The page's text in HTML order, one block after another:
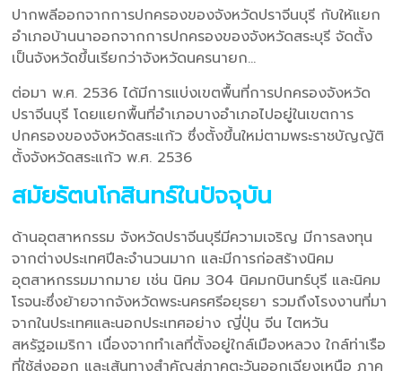
ปากพลีออกจากการปกครองของจังหวัดปราจีนบุรี กับให้แยก
อำเภอบ้านนาออกจากการปกครองของจังหวัดสระบุรี จัดตั้ง
เป็นจังหวัดขึ้นเรียกว่าจังหวัดนครนายก…
ต่อมา พ.ศ. 2536 ได้มีการแบ่งเขตพื้นที่การปกครองจังหวัด
ปราจีนบุรี โดยแยกพื้นที่อำเภอบางอำเภอไปอยู่ในเขตการ
ปกครองของจังหวัดสระแก้ว ซึ่งตั้งขึ้นใหม่ตามพระราชบัญญัติ
ตั้งจังหวัดสระแก้ว พ.ศ. 2536
สมัยรัตนโกสินทร์ในปัจจุบัน
ด้านอุตสาหกรรม จังหวัดปราจีนบุรีมีความเจริญ มีการลงทุน
จากต่างประเทศปีละจำนวนมาก และมีการก่อสร้างนิคม
อุตสาหกรรมมากมาย เช่น นิคม 304 นิคมกบินทร์บุรี และนิคม
โรจนะซึ่งย้ายจากจังหวัดพระนครศรีอยุธยา รวมถึงโรงงานที่มา
จากในประเทศและนอกประเทศอย่าง ญี่ปุ่น จีน ไตหวัน
สหรัฐอเมริกา เนื่องจากทำเลที่ตั้งอยู่ใกล์เมืองหลวง ใกล์ท่าเรือ
ที่ใช้ส่งออก และเส้นทางสำคัญสู่ภาคตะวันออกเฉียงเหนือ ภาค